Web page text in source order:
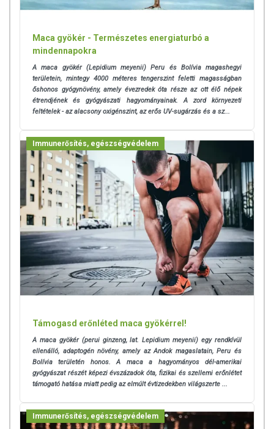
tartalmaznak tápanyagokat. Bár az étrend-kiegészítők kedvező
rendelkezhetnek, amely egyénenként eltérő lehet, jelölésük,
megjelenítésük, és reklámozásuk
során nem engedélyezett a készítményeknek betegséget
megelőző vagy gyógyító hatást
tulajdonítani.
A termék nem helyettesíti a kiegyensúlyozott, vegyes étrendet és
A termék nem gyógyít betegségeket! A termék nem az orvosi
kezelés helyettesítésére alkalmas! Betegség esetén használatát
beszélje meg kezelőorvosával. Az ajánlott napi
fogyasztási mennyiséget ne lépje túl! Ne szedje a készítményt,
ha az összetevők bármelyikére érzékeny vagy allergiás!
Kisgyermektől elzárva tartandó!
Maca gyökér - Természetes energiaturbó a
mindennapokra
A maca gyökér (Lepidium meyenii) Peru és Bolívia magashegyi
területein, mintegy 4000 méteres tengerszint feletti magasságban
őshonos gyógynövény, amely évezredek óta része az ott élő népek
étrendjének és gyógyászati hagyományainak. A zord környezeti
feltételek - az alacsony oxigénszint, az erős UV-sugárzás és a sz...
Immunerősítés, egészségvédelem
Támogasd erőnléted maca gyökérrel!
A maca gyökér (perui ginzeng, lat. Lepidium meyenii) egy rendkívül
ellenálló, adaptogén növény, amely az Andok magaslatain, Peru és
Bolívia területén honos. A maca a hagyományos dél-amerikai
gyógyászat részét képezi évszázadok óta, fizikai és szellemi erőnlétet
támogató hatása miatt pedig az elmúlt évtizedekben világszerte ...
Immunerősítés, egészségvédelem